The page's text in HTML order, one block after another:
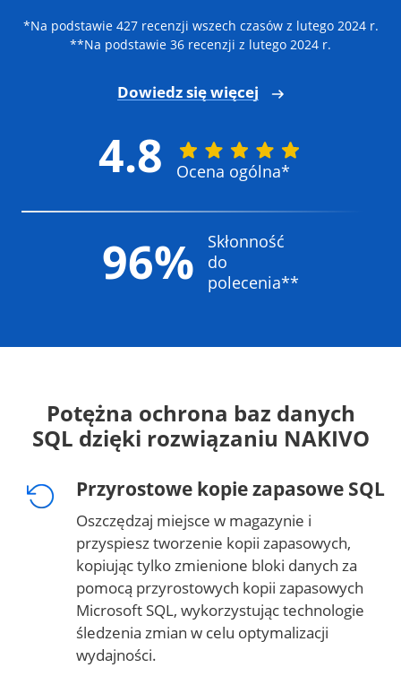
*Na podstawie 427 recenzji wszech czasów z lutego 2024 r.
**Na podstawie 36 recenzji z lutego 2024 r.
Dowiedz się więcej
4.8 Ocena ogólna*
96%
Skłonność
do
polecenia**
Potężna ochrona baz danych
SQL dzięki rozwiązaniu NAKIVO
Przyrostowe kopie zapasowe SQL
Oszczędzaj miejsce w magazynie i
przyspiesz tworzenie kopii zapasowych,
kopiując tylko zmienione bloki danych za
pomocą przyrostowych kopii zapasowych
Microsoft SQL, wykorzystując technologie
śledzenia zmian w celu optymalizacji
wydajności.